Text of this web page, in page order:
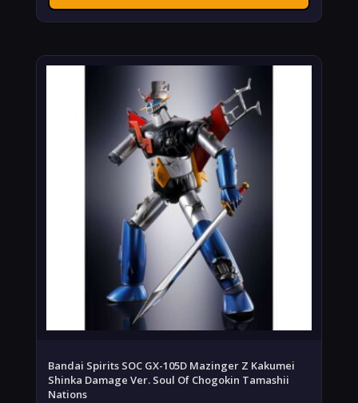
Bandai Spirits SOC GX-105D Mazinger Z Kakumei
Shinka Damage Ver. Soul Of Chogokin Tamashii
Nations